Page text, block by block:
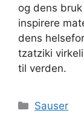
og dens
inspirere
dens
tzatziki
til verden.
Kategorier
Sauser